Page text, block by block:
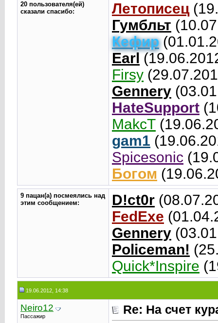
20 пользователя(ей)
сказали cпасибо:
Летописец
Гумбльт
Кефир
Earl
Firsy
Gennery
HateSupport
MakcT
gam1
Spicesonic
Богом
9 пацан(а) посмеялись над
этим сообщением:
D!ct0r
FedExe
Gennery
Policeman!
Quick*Inspire
19.06.2012, 14:38
Neiro12
Пассажир Re: На счет